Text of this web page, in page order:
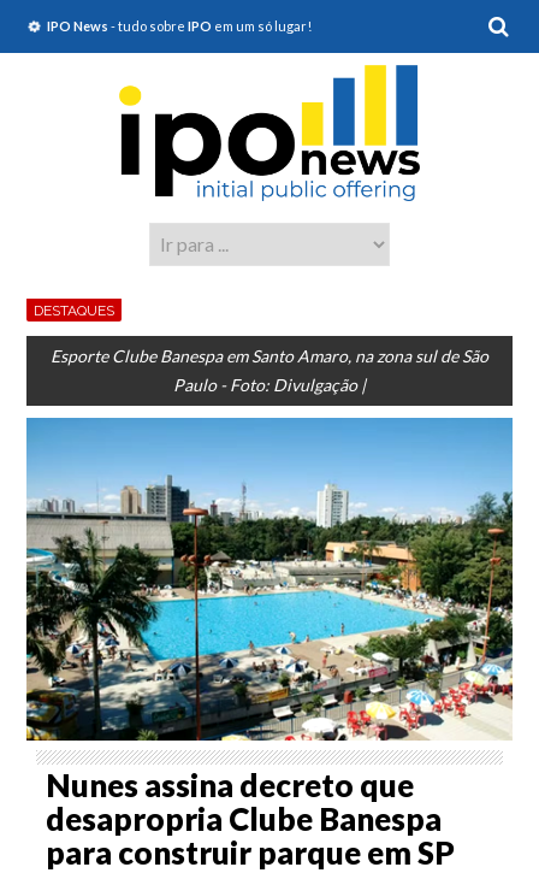
IPO News - tudo sobre IPO em um só lugar!
DESTAQUES
Esporte Clube Banespa em Santo Amaro, na zona sul de São
Paulo - Foto: Divulgação |
Nunes assina decreto que
desapropria Clube Banespa
para construir parque em SP